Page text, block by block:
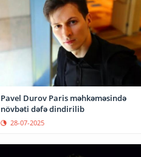
Pavel Durov Paris məhkəməsində
növbəti dəfə dindirilib
28-07-2025